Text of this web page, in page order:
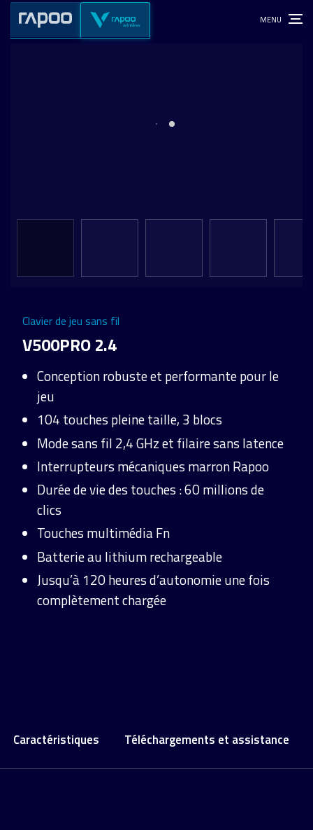
V500PRO 2.4
Clavier de jeu sans fil
Conception robuste et performante pour le
jeu
104 touches pleine taille, 3 blocs
Mode sans fil 2,4 GHz et filaire sans latence
Interrupteurs mécaniques marron Rapoo
Durée de vie des touches : 60 millions de
clics
Touches multimédia Fn
Batterie au lithium rechargeable
Jusqu’à 120 heures d’autonomie une fois
complètement chargée
Caractéristiques Téléchargements et assistance